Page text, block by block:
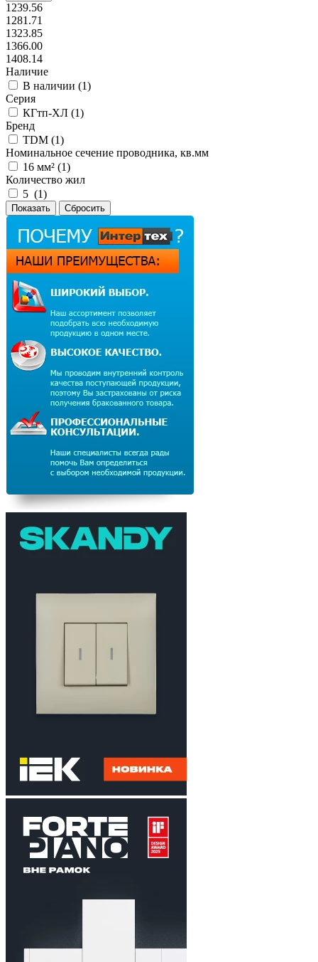
1239.56
1281.71
1323.85
1366.00
1408.14
Наличие
В наличии (1)
Серия
КГтп-ХЛ (1)
Бренд
TDM (1)
Номинальное сечение проводника, кв.мм
16 мм² (1)
Количество жил
5 (1)